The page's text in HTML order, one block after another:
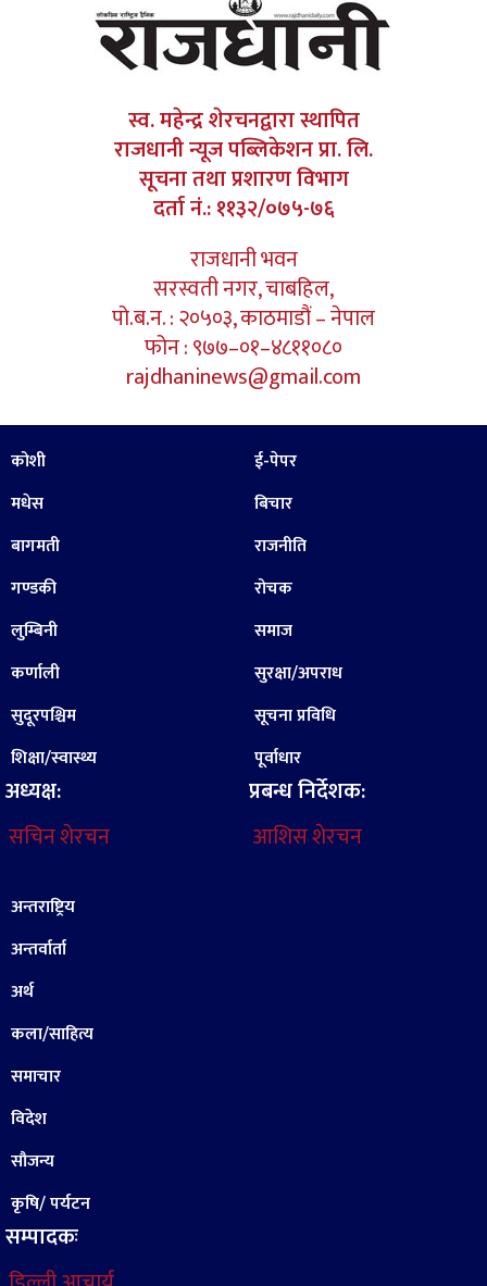
स्व. महेन्द्र शेरचनद्वारा स्थापित
राजधानी न्यूज पब्लिकेशन प्रा. लि.
सूचना तथा प्रशारण विभाग
दर्ता नं.: ११३२/०७५-७६
राजधानी भवन
सरस्वती नगर, चाबहिल,
पो.ब.न. : २०५०३, काठमाडौं – नेपाल
फोन : ९७७–०१–४८११०८०
rajdhaninews@gmail.com
कोशी
मधेस
बागमती
गण्डकी
लुम्बिनी
कर्णाली
सुदूरपश्चिम
शिक्षा/स्वास्थ्य
अध्यक्ष:
सचिन शेरचन
ई-पेपर
बिचार
राजनीति
रोचक
समाज
सुरक्षा/अपराध
सूचना प्रविधि
पूर्वाधार
प्रबन्ध निर्देशक:
आशिस शेरचन
अन्तराष्ट्रिय
अन्तर्वार्ता
अर्थ
कला/साहित्य
समाचार
विदेश
सौजन्य
कृषि/ पर्यटन
सम्पादकः